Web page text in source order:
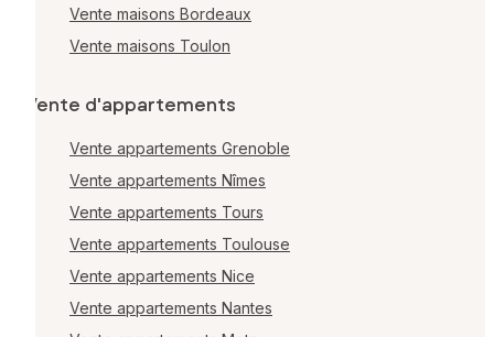
Vente maisons Bordeaux
Vente maisons Toulon
Vente d'appartements
Vente appartements Grenoble
Vente appartements Nîmes
Vente appartements Tours
Vente appartements Toulouse
Vente appartements Nice
Vente appartements Nantes